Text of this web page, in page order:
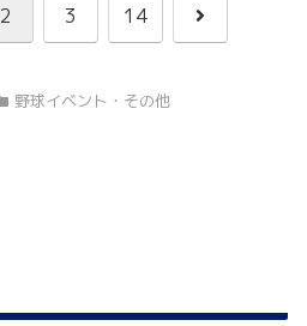
2 3 14
次
野球イベント・その他